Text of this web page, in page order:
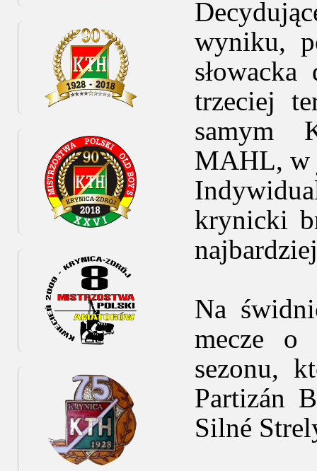
wyniku,
trzeciej
samym
MAHL, w
krynicki
Na
mecze o
sezonu,
Partizán
Silné